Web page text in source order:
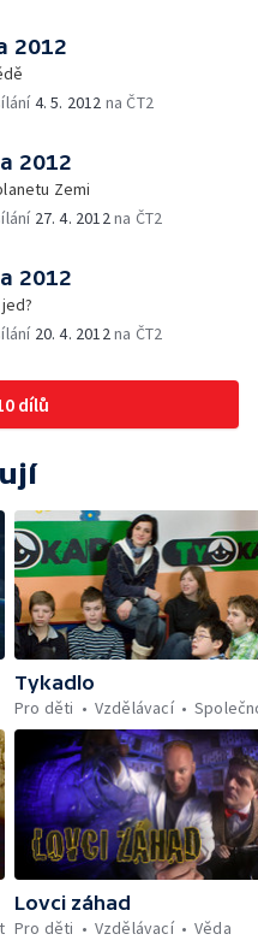
2012
4. 5. 2012 na ČT2
2012
Zemi
27. 4. 2012na ČT2
2012
20. 4. 2012na ČT2
dílů
Tykadlo
Pro děti
Vzdělávací
Lovci záhad
Pro děti
Vzdělávací Věda